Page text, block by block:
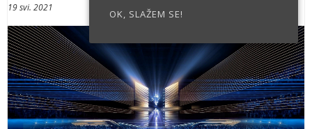
19 svi. 2021
OK, SLAŽEM SE!